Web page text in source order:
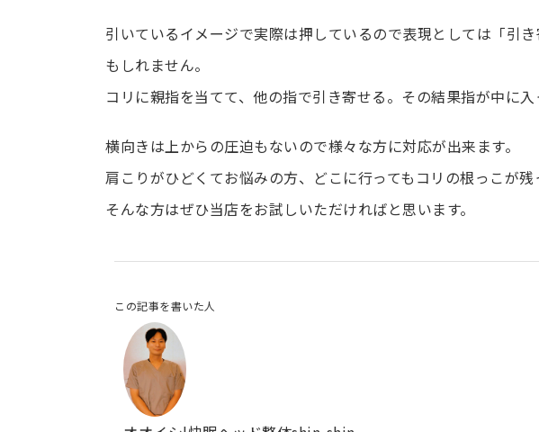
引いているイメージで実際は押しているので表現としては「引
もしれません。
コリに親指を当てて、他の指で引き寄せる。その結果指が中に入
横向きは上からの圧迫もないので様々な方に対応が出来ます。
肩こりがひどくてお悩みの方、どこに行ってもコリの根っこが残
そんな方はぜひ当店をお試しいただければと思います。
この記事を書いた人